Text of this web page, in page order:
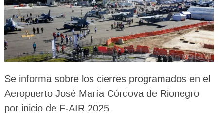
Se informa sobre los cierres programados en el
Aeropuerto José María Córdova de Rionegro
por inicio de F-AIR 2025.